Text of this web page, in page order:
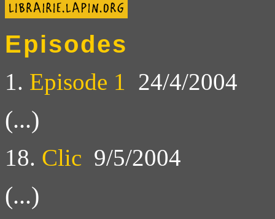
Episodes
1. Episode 1 24/4/2004
(...)
18. Clic 9/5/2004
(...)